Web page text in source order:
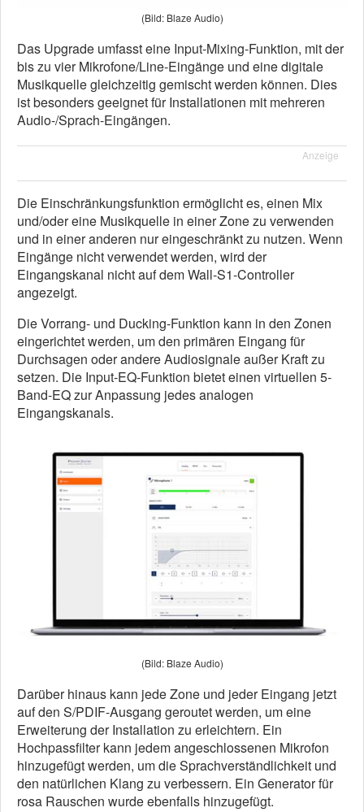
(Bild: Blaze Audio)
Das Upgrade umfasst eine Input-Mixing-Funktion, mit der
bis zu vier Mikrofone/Line-Eingänge und eine digitale
Musikquelle gleichzeitig gemischt werden können. Dies
ist besonders geeignet für Installationen mit mehreren
Audio-/Sprach-Eingängen.
Anzeige
Die Einschränkungsfunktion ermöglicht es, einen Mix
und/oder eine Musikquelle in einer Zone zu verwenden
und in einer anderen nur eingeschränkt zu nutzen. Wenn
Eingänge nicht verwendet werden, wird der
Eingangskanal nicht auf dem Wall-S1-Controller
angezeigt.
Die Vorrang- und Ducking-Funktion kann in den Zonen
eingerichtet werden, um den primären Eingang für
Durchsagen oder andere Audiosignale außer Kraft zu
setzen. Die Input-EQ-Funktion bietet einen virtuellen 5-
Band-EQ zur Anpassung jedes analogen
Eingangskanals.
(Bild: Blaze Audio)
Darüber hinaus kann jede Zone und jeder Eingang jetzt
auf den S/PDIF-Ausgang geroutet werden, um eine
Erweiterung der Installation zu erleichtern. Ein
Hochpassfilter kann jedem angeschlossenen Mikrofon
hinzugefügt werden, um die Sprachverständlichkeit und
den natürlichen Klang zu verbessern. Ein Generator für
rosa Rauschen wurde ebenfalls hinzugefügt.